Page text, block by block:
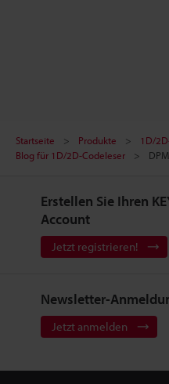
Startseite Produkte 1D/
Blog für 1D/2D-Codeleser
Erstellen Sie Ihren
Account
Jetzt registrieren!
Newsletter-
Jetzt anmelden